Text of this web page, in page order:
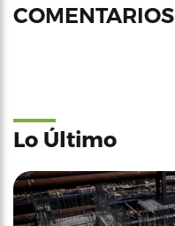
COMENTARIOS
Lo Último